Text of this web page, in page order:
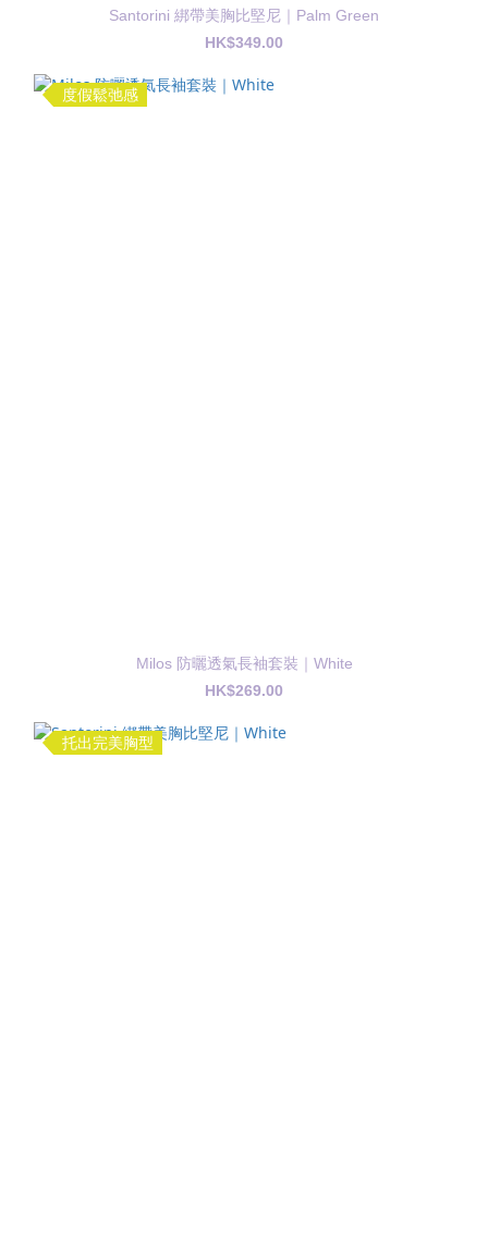
Santorini 綁帶美胸比堅尼｜Palm Green
HK$349.00
度假鬆弛感
Milos 防曬透氣長袖套裝｜White
HK$269.00
托出完美胸型